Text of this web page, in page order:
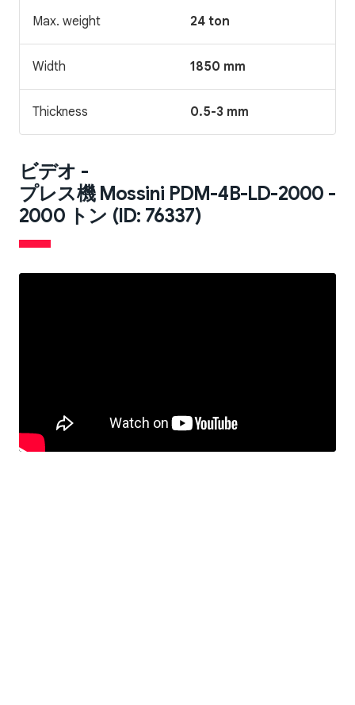
Max. weight 24 ton
Width 1850 mm
Thickness 0.5-3 mm
ビデオ -
プレス機 Mossini PDM-4B-LD-2000 -
2000 トン (ID: 76337)